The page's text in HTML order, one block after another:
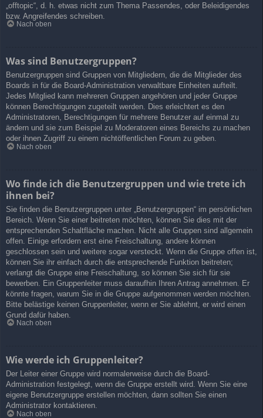
„offtopic“, d. h. etwas nicht zum Thema Passendes, oder Beleidigendes
bzw. Angreifendes schreiben.
Nach oben
Was sind Benutzergruppen?
Benutzergruppen sind Gruppen von Mitgliedern, die die Mitglieder des
Boards in für die Board-Administration verwaltbare Einheiten aufteilt.
Jedes Mitglied kann mehreren Gruppen angehören und jeder Gruppe
können Berechtigungen zugeteilt werden. Dies erleichtert es den
Administratoren, Berechtigungen für mehrere Benutzer auf einmal zu
ändern und sie zum Beispiel zu Moderatoren eines Bereichs zu machen
oder ihnen Zugriff zu einem nichtöffentlichen Forum zu geben.
Nach oben
Wo finde ich die Benutzergruppen und wie trete ich
ihnen bei?
Sie finden die Benutzergruppen unter „Benutzergruppen“ im persönlichen
Bereich. Wenn Sie einer beitreten möchten, können Sie dies mit der
entsprechenden Schaltfläche machen. Nicht alle Gruppen sind allgemein
offen. Einige erfordern erst eine Freischaltung, andere können
geschlossen sein und weitere sogar versteckt. Wenn die Gruppe offen ist,
können Sie ihr einfach durch die entsprechende Funktion beitreten;
verlangt die Gruppe eine Freischaltung, so können Sie sich für sie
bewerben. Ein Gruppenleiter muss daraufhin Ihren Antrag annehmen. Er
könnte fragen, warum Sie in die Gruppe aufgenommen werden möchten.
Bitte belästige keinen Gruppenleiter, wenn er Sie ablehnt, er wird einen
Grund dafür haben.
Nach oben
Wie werde ich Gruppenleiter?
Der Leiter einer Gruppe wird normalerweise durch die Board-
Administration festgelegt, wenn die Gruppe erstellt wird. Wenn Sie eine
eigene Benutzergruppe erstellen möchten, dann sollten Sie einen
Administrator kontaktieren.
Nach oben